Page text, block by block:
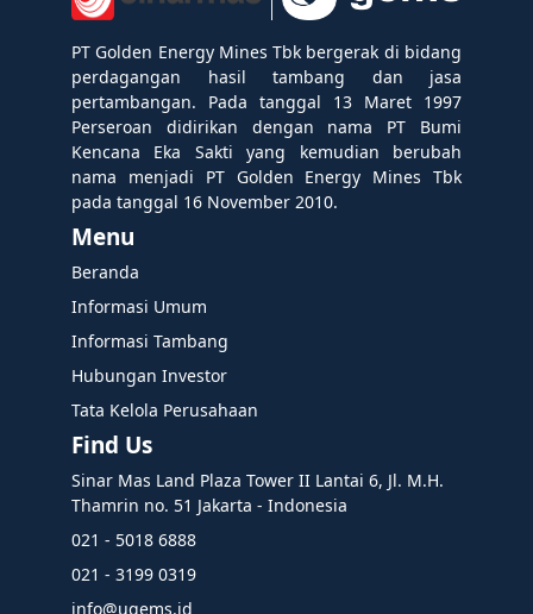
PT Golden Energy Mines Tbk bergerak di bidang
perdagangan hasil tambang dan jasa
pertambangan. Pada tanggal 13 Maret 1997
Perseroan didirikan dengan nama PT Bumi
Kencana Eka Sakti yang kemudian berubah
nama menjadi PT Golden Energy Mines Tbk
pada tanggal 16 November 2010.
Menu
Beranda
Informasi Umum
Informasi Tambang
Hubungan Investor
Tata Kelola Perusahaan
Find Us
Sinar Mas Land Plaza Tower II Lantai 6, Jl. M.H.
Thamrin no. 51 Jakarta - Indonesia
021 - 5018 6888
021 - 3199 0319
info@ugems.id